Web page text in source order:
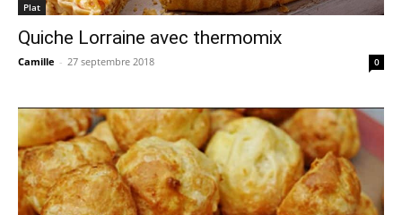
Plat
Quiche Lorraine avec thermomix
Camille - 27 septembre 2018 0